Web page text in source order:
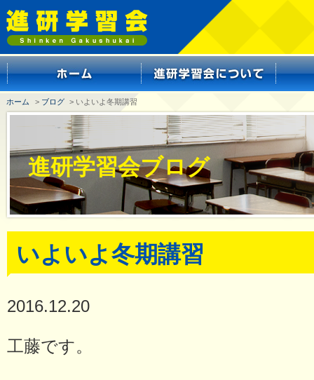
ホーム > ブログ > いよいよ冬期講習
進研学習会ブログ
いよいよ冬期講習
2016.12.20
工藤です。